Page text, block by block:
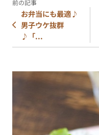
お弁当にも最適♪
男子ウケ抜群
♪「...